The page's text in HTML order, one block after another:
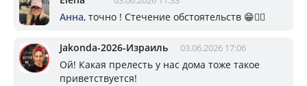
Анна, точно ! Стечение обстоятельств 😁🤦‍♀️
Jakonda-2026-Израиль 03.06.2026 17:06
Ой! Какая прелесть у нас дома тоже такое
приветствуется!